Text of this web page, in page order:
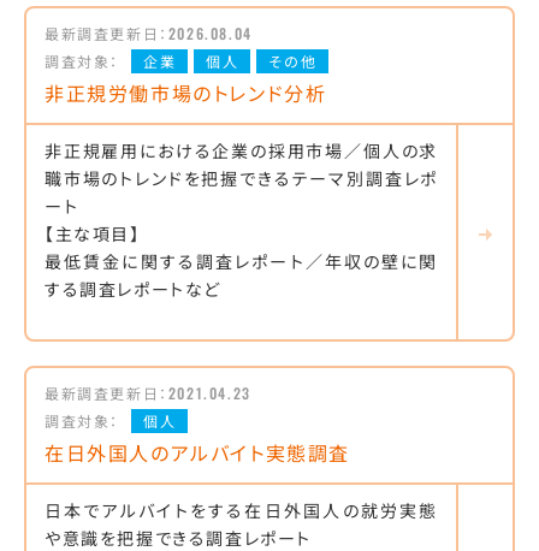
最新調査更新日： 2026.08.04
調査対象：
企業 個人 その他
非正規労働市場のトレンド分析
非正規雇用における企業の採用市場／個人の求
職市場のトレンドを把握できるテーマ別調査レポ
ート
【主な項目】
最低賃金に関する調査レポート／年収の壁に関
する調査レポートなど
最新調査更新日： 2021.04.23
調査対象：
個人
在日外国人のアルバイト実態調査
日本でアルバイトをする在日外国人の就労実態
や意識を把握できる調査レポート